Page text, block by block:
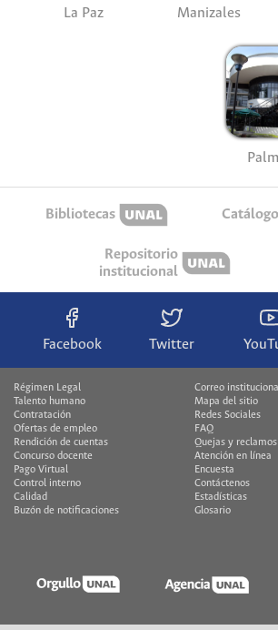
La Paz Manizales
Bibliotecas Catálogo
Repositorio
institucional
Facebook Twitter
Régimen Legal
Talento humano
Contratación
Ofertas de empleo
Rendición de cuentas
Concurso docente
Pago Virtual
Control interno
Calidad
Buzón de notificaciones
Correo
Mapa del sitio
Redes Sociales
FAQ
Quejas y reclamos
Atención en línea
Encuesta
Contáctenos
Estadísticas
Glosario